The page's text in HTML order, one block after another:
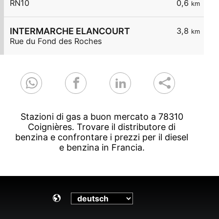
0,6 km
RN10
3,8 km
INTERMARCHE ELANCOURT
Rue du Fond des Roches
Stazioni di gas a buon mercato a 78310
Coignières. Trovare il distributore di
benzina e confrontare i prezzi per il diesel
e benzina in Francia.